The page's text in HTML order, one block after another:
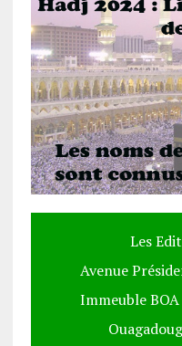
Les
Avenue
Immeuble